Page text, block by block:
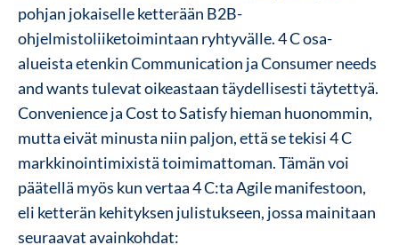
pohjan jokaiselle ketterään B2B-
ohjelmistoliiketoimintaan ryhtyvälle. 4 C osa-
alueista etenkin Communication ja Consumer needs
and wants tulevat oikeastaan täydellisesti täytettyä.
Convenience ja Cost to Satisfy hieman huonommin,
mutta eivät minusta niin paljon, että se tekisi 4 C
markkinointimixistä toimimattoman. Tämän voi
päätellä myös kun vertaa 4 C:ta Agile manifestoon,
eli ketterän kehityksen julistukseen, jossa mainitaan
seuraavat avainkohdat: